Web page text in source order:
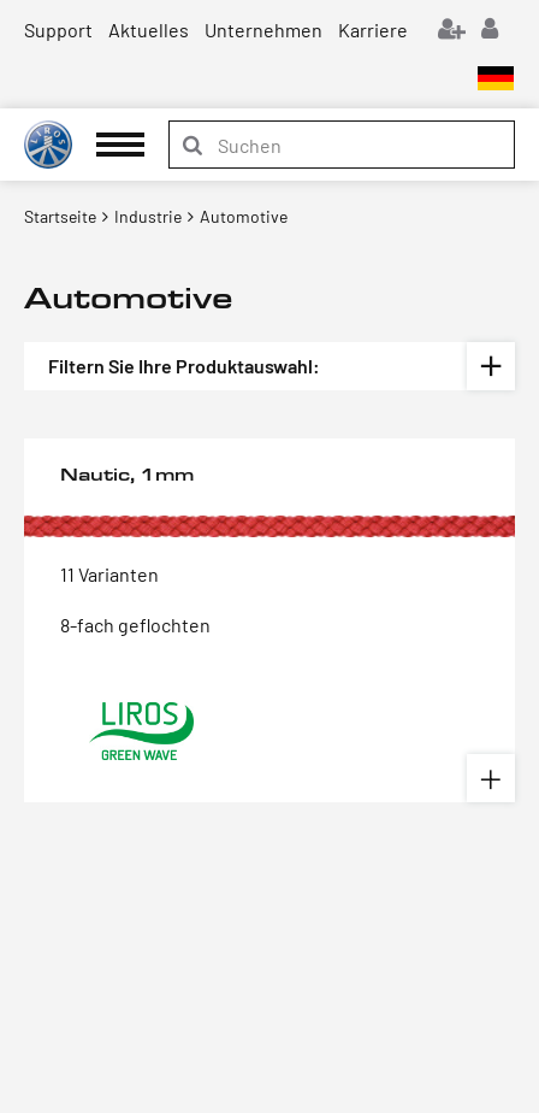
Support Aktuelles Unternehmen Karriere
Startseite Industrie Automotive
Automotive
Filtern Sie Ihre Produktauswahl:
Nautic, 1mm
11 Varianten
8-fach geflochten